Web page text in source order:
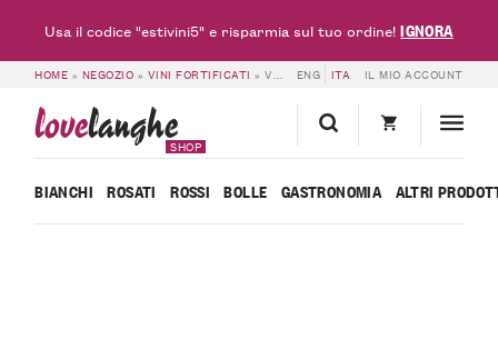
HOME » NEGOZIO » VINI FORTIFICATI »VERMUT ROSSO – CASCINA FONTANETTE ENG ITA IL MIO ACCOUNT
lovelanghe
SHOP
BIANCHI ROSATI ROSSI BOLLE GASTRONOMIA ALTRI
Usa il codice "estivini5" e risparmia sul tuo ordine!IGNORA